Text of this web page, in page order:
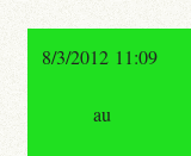
8/3/2012 11:09
au